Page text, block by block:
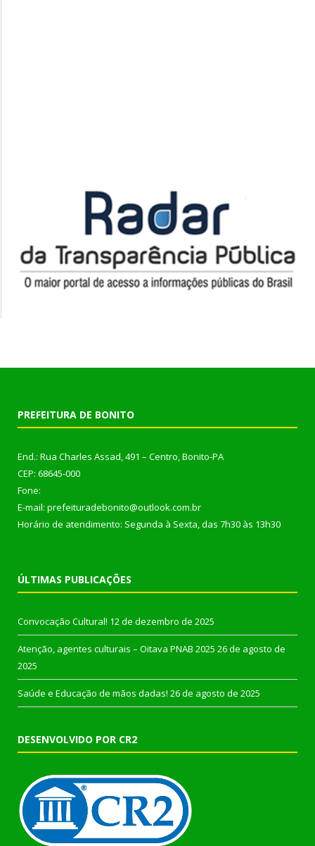
PREFEITURA DE BONITO
End.: Rua Charles Assad, 491 – Centro, Bonito-PA
CEP: 68645-000
Fone:
E-mail: prefeituradebonito@outlook.com.br
Horário de atendimento: Segunda à Sexta, das 7h30 às 13h30
ÚLTIMAS PUBLICAÇÕES
Convocação Cultural! 12 de dezembro de 2025
Atenção, agentes culturais – Oitava PNAB 2025 26 de agosto de
2025
Saúde e Educação de mãos dadas! 26 de agosto de 2025
DESENVOLVIDO POR CR2